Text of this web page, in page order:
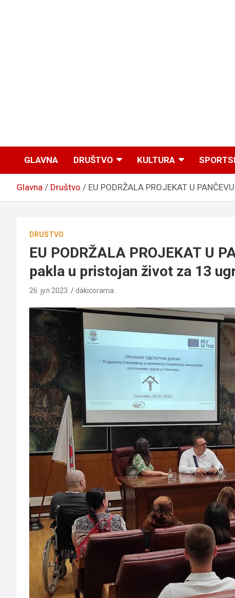
GLAVNA DRUŠTVO KULTURA
Glavna Društvo EU PODRŽALA PROJEKAT U
DRUŠTVO
EU PODRŽALA PROJEKAT U
pakla u pristojan život za 13
26. јул 2023. dakicorama